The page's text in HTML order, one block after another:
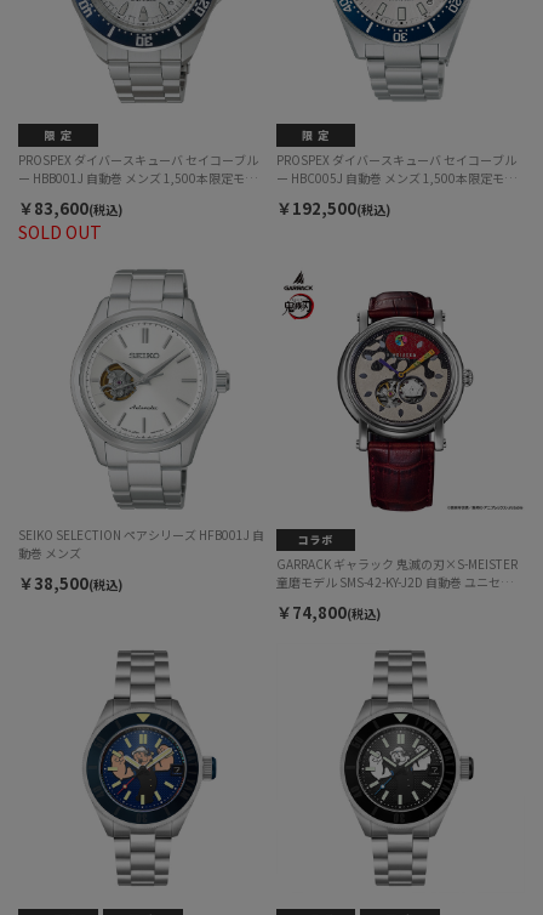
SOLD OUT
PROSPEX ダイバースキューバ セイコーブル
ー HBB001J 自動巻 メンズ 1,500本限定モデ
￥83,600(税込)
PROSPEX ダイバースキューバ セイコーブル
ー HBC005J 自動巻 メンズ 1,500本限定モデ
￥192,500(税込)
SEIKO SELECTION ペアシリーズ HFB001J 自
動巻 メンズ
￥38,500(税込)
GARRACK ギャラック 鬼滅の刃×S-MEISTER
童磨モデル SMS-42-KY-J2D 自動巻 ユニセック
￥74,800(税込)